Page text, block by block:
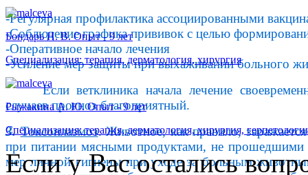
-Регулярная профилактика ассоциированными
-Соблюдение графика прививок с целью
-Оперативное начало лечения
-Усиление мер защиты при выхаживании больного
Если ветклиника начала лечение
случаев прогноз благоприятный.
3. Токсоплазмоз. Животное, как правило,
при питании мясными продуктами, не прошедшими
мер личной гигиены при уходе за больным
Бондарь Н. В. Опыт - 9 лет
Специализация: терапия, дерматология, хирургия
Рыжакина А. Ю. Опыт - 9 лет
Специализация: терапия, дерматология, хирургия,
Если у Вас остались